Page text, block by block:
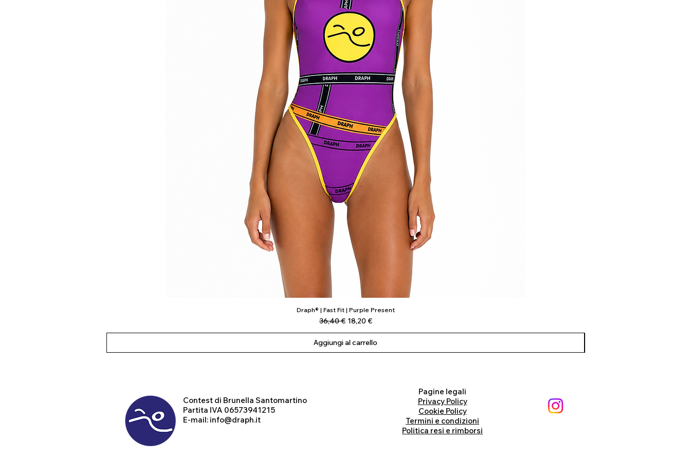
Vista rapida
Draph® | Fast Fit | Purple Present
Prezzo regolare
36,40 € Prezzo scontato
18,20 €
Aggiungi al carrello
Contest di Brunella Santomartino
Partita IVA 06573941215
E-mail: info@draph.it
Pagine legali
Privacy Policy
Cookie Policy
Termini e condizioni
Politica resi e rimborsi